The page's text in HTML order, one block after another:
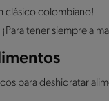
clásico colombiano!
tener siempre a
para deshidratar